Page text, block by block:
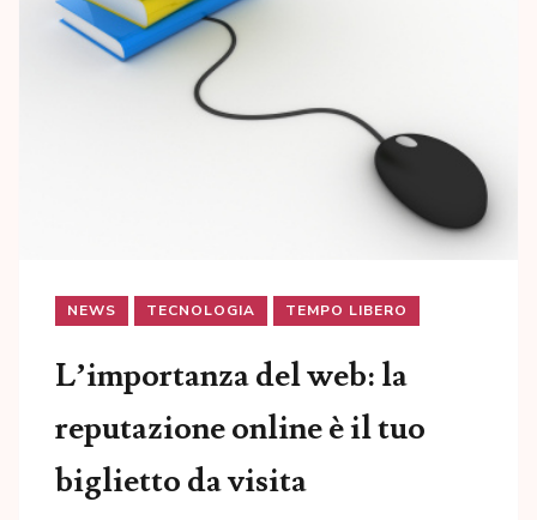
NEWS TECNOLOGIA TEMPO LIBERO
L’importanza del web: la
reputazione online è il tuo
biglietto da visita